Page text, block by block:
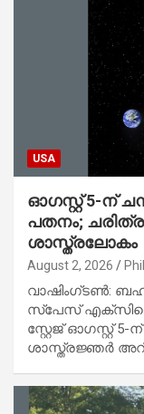
USA
ഓഗസ്റ്റ് 5-ന്
പതനം; ചരിത്ര
ശാസ്ത്രലോകം
August 2, 2026
വാഷിംഗ്ടൺ:
സ്പേസ്
സ്റ്റേജ് ഓഗസ്റ്റ് 5-
ശാസ്ത്രജ്ഞർ